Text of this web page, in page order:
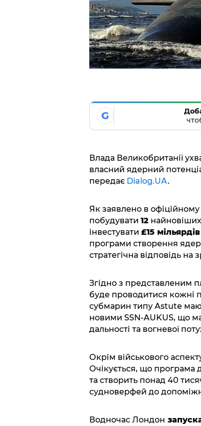
G
Влада Великобританії
власний ядерний
передає Dialog.UA.
Як заявлено в
побудувати 12найновіших
інвестувати £15 мільярдів
програми створення
стратегічна відповідь на
Згідно з представленим
буде проводитися кожні
субмарин типу Astute
новими SSN-AUKUS, що
дальності та вогневої
Окрім військового
Очікується, що програма
та створить понад 40
судноверфей до
Водночас Лондон